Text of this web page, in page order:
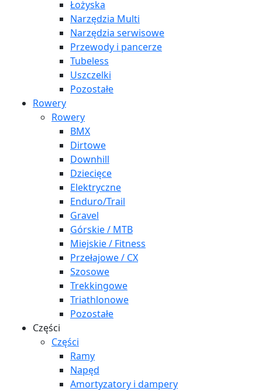
Łożyska
Narzędzia Multi
Narzędzia serwisowe
Przewody i pancerze
Tubeless
Uszczelki
Pozostałe
Rowery
Rowery
BMX
Dirtowe
Downhill
Dziecięce
Elektryczne
Enduro/Trail
Gravel
Górskie / MTB
Miejskie / Fitness
Przełajowe / CX
Szosowe
Trekkingowe
Triathlonowe
Pozostałe
Części
Części
Ramy
Napęd
Amortyzatory i dampery